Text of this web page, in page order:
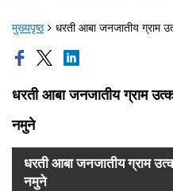
मुख्यपृष्ठ धरती आबा जनजातीय ग्राम
धरती आबा जनजातीय ग्राम
नमुने
धरती आबा जनजातीय ग्राम
नमुने